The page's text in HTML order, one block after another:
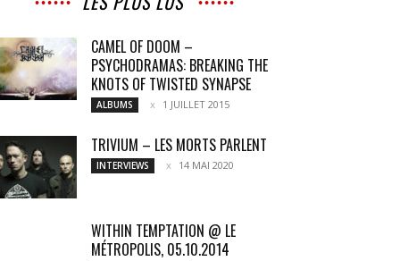
CAMEL OF DOOM –
PSYCHODRAMAS: BREAKING THE
KNOTS OF TWISTED SYNAPSE
ALBUMS 1 JUILLET 2015
TRIVIUM – LES MORTS PARLENT
INTERVIEWS 14 MAI 2020
WITHIN TEMPTATION @ LE
MÉTROPOLIS, 05.10.2014